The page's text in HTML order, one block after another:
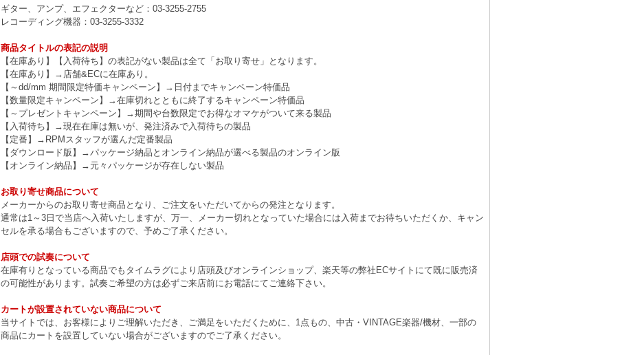
ギター、アンプ、エフェクターなど：03-3255-2755
レコーディング機器：03-3255-3332
商品タイトルの表記の説明
【在庫あり】【入荷待ち】の表記がない製品は全て「お取り寄せ」となります。
【在庫あり】→店舗&ECに在庫あり。
【～dd/mm 期間限定特価キャンペーン】→日付までキャンペーン特価品
【数量限定キャンペーン】→在庫切れとともに終了するキャンペーン特価品
【～プレゼントキャンペーン】→期間や台数限定でお得なオマケがついて来る製品
【入荷待ち】→現在在庫は無いが、発注済みで入荷待ちの製品
【定番】→RPMスタッフが選んだ定番製品
【ダウンロード版】→パッケージ納品とオンライン納品が選べる製品のオンライン版
【オンライン納品】→元々パッケージが存在しない製品
お取り寄せ商品について
メーカーからのお取り寄せ商品となり、ご注文をいただいてからの発注となります。
通常は1～3日で当店へ入荷いたしますが、万一、メーカー切れとなっていた場合には入荷までお待ちいただくか、キャン
セルを承る場合もございますので、予めご了承ください。
店頭での試奏について
在庫有りとなっている商品でもタイムラグにより店頭及びオンラインショップ、楽天等の弊社ECサイトにて既に販売済
の可能性があります。試奏ご希望の方は必ずご来店前にお電話にてご連絡下さい。
カートが設置されていない商品について
当サイトでは、お客様によりご理解いただき、ご満足をいただくために、1点もの、中古・VINTAGE楽器/機材、一部の
商品にカートを設置していない場合がございますのでご了承ください。